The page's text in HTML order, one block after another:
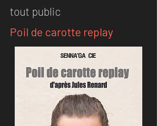
tout public
Poil de carotte replay